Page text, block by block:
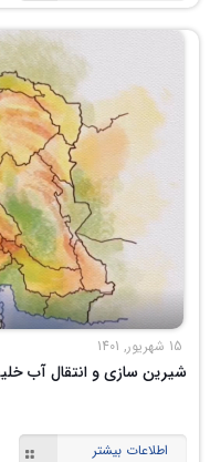
15 شهریور, 1401
شیرین سازی و انتقال آب
اطلاعات بیشتر